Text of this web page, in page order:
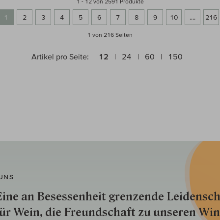
1 - 12 von 2591 Produkte
1 2 3 4 5 6 7 8 9 10 ....
216
1 von 216 Seiten
Artikel pro Seite: 12 24 60 150
an Besessenheit gren­zende
Wein, die Freund­schaft zu unseren